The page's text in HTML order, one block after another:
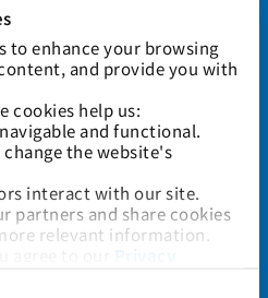
to enhance your browsing
and provide you with
cookies help us:
and functional.
the website's
interact with our site.
partners and share cookies
relevant information.
量验证(eVGM)
单(e/BL)
据集成(DI)